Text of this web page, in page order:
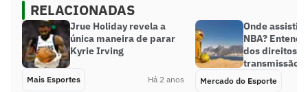
RELACIONADAS
Jrue Holiday revela a
única maneira de parar
Kyrie Irving
Mais Esportes Há 2 anos
Onde assistir
NBA?
dos direitos
transmissão
Mercado do Esporte